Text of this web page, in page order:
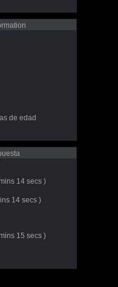
de edad
14 secs )
14 secs )
15 secs )